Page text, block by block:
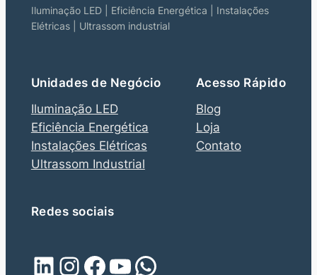
Iluminação LED | Eficiência Energética | Instalações
Elétricas | Ultrassom industrial
Unidades de Negócio
Iluminação LED
Eficiência Energética
Instalações Elétricas
Ultrassom Industrial
Acesso Rápido
Blog
Loja
Contato
Redes sociais
LinkedIn Instagram Facebook YouTube WhatsApp